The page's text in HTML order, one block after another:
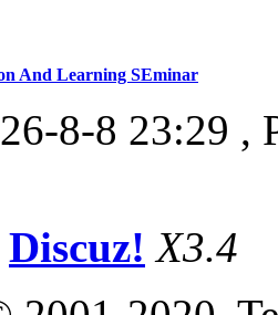
And Learning SEminar
8-8 23:29 ,
Discuz! X3.4